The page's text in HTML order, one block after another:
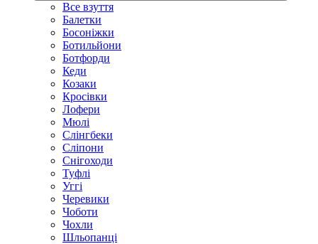
Все взуття
Балетки
Босоніжки
Ботильйони
Ботфорди
Кеди
Козаки
Кросівки
Лофери
Мюлі
Слінгбеки
Сліпони
Снігоходи
Туфлі
Уггі
Черевики
Чоботи
Чохли
Шльопанці